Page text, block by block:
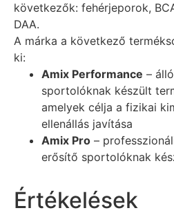
következők: fehérjeporok,
DAA.
A márka a következő
ki:
Amix Performance –
sportolóknak készült
amelyek célja a fizikai
ellenállás javítása
Amix Pro –
erősítő sportolóknak
Értékelések